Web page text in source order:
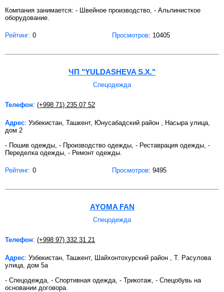
Компания занимается: - Швейное производство, - Альпинисткое
оборудование.
Рейтинг: 0 Просмотров: 10405
ЧП "YULDASHEVA S.X."
Спецодежда
Телефон: (+998 71) 235 07 52
Адрес: Узбекистан, Ташкент, Юнусабадский район , Насыра улица,
дом 2
- Пошив одежды, - Производство одежды, - Реставрация одежды, -
Переделка одежды, - Ремонт одежды.
Рейтинг: 0 Просмотров: 9495
AYOMA FAN
Спецодежда
Телефон: (+998 97) 332 31 21
Адрес: Узбекистан, Ташкент, Шайхонтохурский район , Т. Расулова
улица, дом 5а
- Спецодежда, - Спортивная одежда, - Трикотаж, - Спецобувь на
основании договора.